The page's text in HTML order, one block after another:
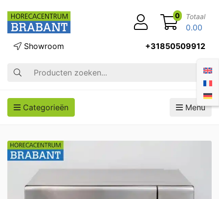
Zoek op
Showroom +31850509912
0 Totaal
0.00
Categorieën Menu